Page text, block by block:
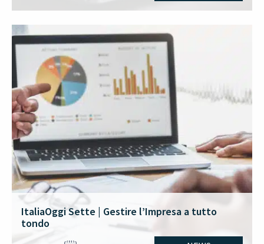
ItaliaOggi Sette | Gestire l’Impresa a tutto
tondo